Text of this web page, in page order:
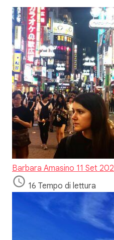
Barbara Amasino 11 Set
16 Tempo di lettura